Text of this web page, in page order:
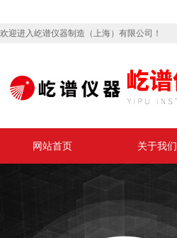
欢迎进入屹谱仪器制造（上海）有限公司！
网站首页 关于我们